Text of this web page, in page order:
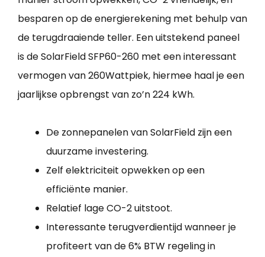
besparen op de energierekening met behulp van
de terugdraaiende teller. Een uitstekend paneel
is de SolarField SFP60-260 met een interessant
vermogen van 260Wattpiek, hiermee haal je een
jaarlijkse opbrengst van zo’n 224 kWh.
De zonnepanelen van SolarField zijn een
duurzame investering.
Zelf elektriciteit opwekken op een
efficiënte manier.
Relatief lage CO-2 uitstoot.
Interessante terugverdientijd wanneer je
profiteert van de 6% BTW regeling in